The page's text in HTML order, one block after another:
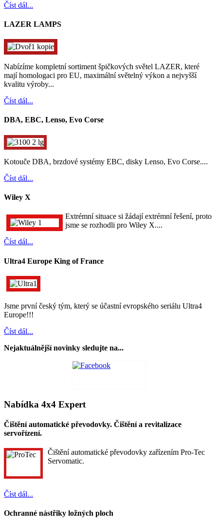
Číst dál...
LAZER LAMPS
Nabízíme kompletní sortiment špičkových světel LAZER, které
mají homologaci pro EU, maximální světelný výkon a nejvyšší
kvalitu výroby...
Číst dál...
DBA, EBC, Lenso, Evo Corse
Kotouče DBA, brzdové systémy EBC, disky Lenso, Evo Corse....
Číst dál...
Wiley X
Extrémní situace si žádají extrémní řešení, proto
jsme se rozhodli pro Wiley X....
Číst dál...
Ultra4 Europe King of France
Jsme první český tým, který se účastní evropského seriálu Ultra4
Europe!!!
Číst dál...
Nejaktuálnější novinky sledujte na...
Nabídka 4x4 Expert
Čištění automatické převodovky. Čištění a revitalizace
servořízení.
Čištění automatické převodovky zařízením Pro-Tec
Servomatic.
Číst dál...
Ochranné nástřiky ložných ploch